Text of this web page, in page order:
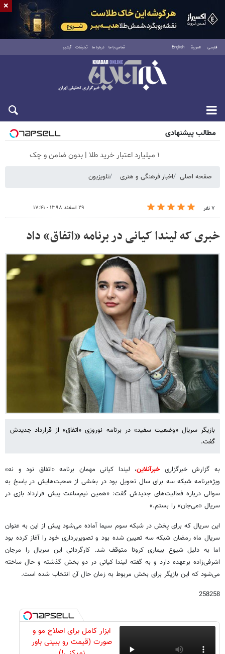
فارسی العربية English تماس با ما درباره ما تبلیغات آرشیو
شنبه ۱۷ مرداد ۱۴۰۵
مطالب پیشنهادی
۱ میلیارد اعتبار خرید طلا | بدون ضامن و چک
صفحه اصلی اخبار فرهنگی و هنری تلویزیون
۷ نفر ۲۹ اسفند ۱۳۹۸ - ۱۷:۴۱
خبری که لیندا کیانی در برنامه «اتفاق» داد
بازیگر سریال «وضعیت سفید» در برنامه نوروزی «اتفاق» از قرارداد جدیدش
گفت.
به گزارش خبرگزاریخبرآنلاین، لیندا کیانی مهمان برنامه «اتفاق نود و نه»
ویژه‌برنامه شبکه سه برای سال تحویل بود در بخشی از صحبت‌هایش در پاسخ به
سوالی درباره فعالیت‌های جدیدش گفت: «همین نیم‌ساعت پیش قرارداد بازی در
سریال «می‌جان» را بستم.»
این سریال که برای پخش در شبکه سوم سیما آماده می‌شود پیش از این به عنوان
سریال ماه رمضان شبکه سه تعیین شده بود و تصویربرداری خود را آغاز کرده بود
اما به دلیل شیوع بیماری کرونا متوقف شد. کارگردانی این سریال را مرجان
اشرفی‌زاده برعهده دارد و به گفته لیندا کیانی در دو بخش گذشته و حال ساخته
می‌شود که این بازیگر برای بخش مربوط به زمان حال آن انتخاب شده است.
258258
ابزار کامل برای اصلاح مو و
صورت (قیمت رو ببینی باور
×